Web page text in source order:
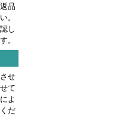
品
。
し
。
せ
て
よ
だ